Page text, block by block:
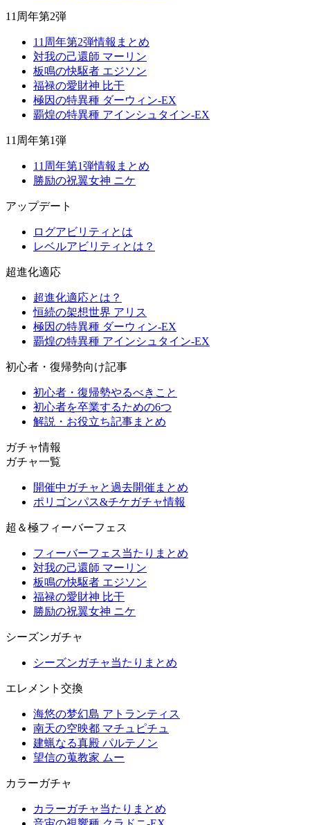
11周年第2弾
11周年第2弾情報まとめ
対我の己還師 マーリン
板鳴の快駆者 エジソン
福禄の愛財神 比干
極因の特異種 ダーウィン-EX
覇煌の特異種 アインシュタイン-EX
11周年第1弾
11周年第1弾情報まとめ
勝励の祝翼女神 ニケ
アップデート
ログアビリティとは
レベルアビリティとは？
超進化適応
超進化適応とは？
恒続の架想世界 アリス
極因の特異種 ダーウィン-EX
覇煌の特異種 アインシュタイン-EX
初心者・復帰勢向け記事
初心者・復帰勢やるべきこと
初心者を卒業するための6つ
解説・お役立ち記事まとめ
ガチャ情報
ガチャ一覧
開催中ガチャと過去開催まとめ
ポリゴンパス&チケガチャ情報
超＆極フィーバーフェス
フィーバーフェス当たりまとめ
対我の己還師 マーリン
板鳴の快駆者 エジソン
福禄の愛財神 比干
勝励の祝翼女神 ニケ
シーズンガチャ
シーズンガチャ当たりまとめ
エレメント交換
海悠の梦幻島 アトランティス
南天の空映都 マチュピチュ
建蝋なる真殿 パルテノン
望信の蒐教家 ムー
カラーガチャ
カラーガチャ当たりまとめ